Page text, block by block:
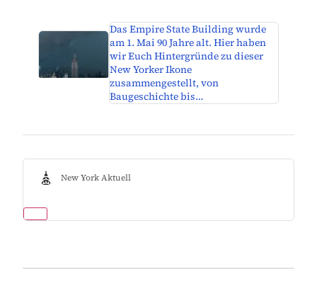
Das Empire State Building wurde
am 1. Mai 90 Jahre alt. Hier haben
wir Euch Hintergründe zu dieser
New Yorker Ikone
zusammengestellt, von
Baugeschichte bis…
New York Aktuell